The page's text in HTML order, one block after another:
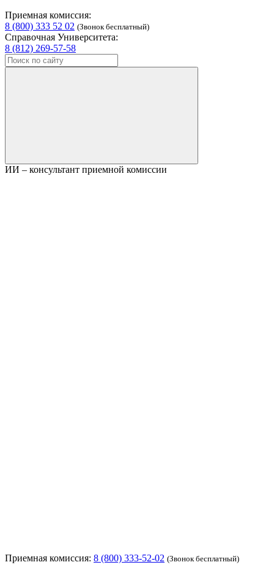
Приемная комиссия:
8 (800) 333 52 02 (Звонок бесплатный)
Справочная Университета:
8 (812) 269-57-58
ИИ – консультант приемной комиссии
Приемная комиссия: 8 (800) 333-52-02 (Звонок бесплатный)